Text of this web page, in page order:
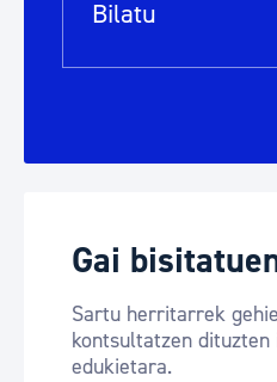
Gai
Sartu herritarrek
kontsultatzen
edukietara.